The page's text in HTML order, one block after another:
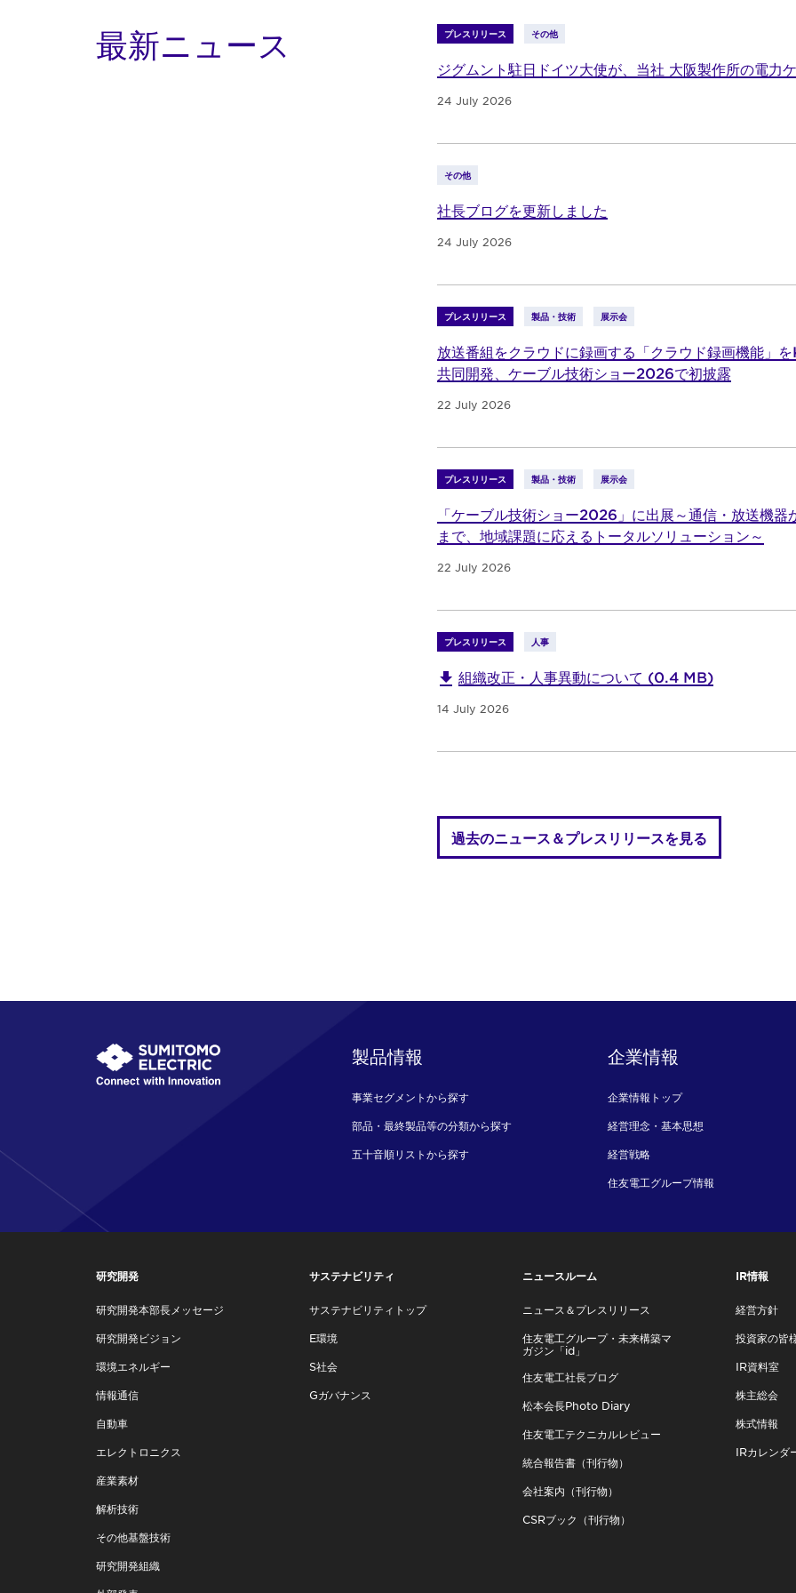
最新ニュース プレスリリース その他
ジグムント駐日ドイツ大使が、当社 大阪製作所の電力
24 July 2026
その他
社長ブログを更新しました
24 July 2026
プレスリリース 製品・技術 展示会
放送番組をクラウドに録画する「クラウド録画機能」
共同開発、ケーブル技術ショー2026で初披露
22 July 2026
プレスリリース 製品・技術 展示会
「ケーブル技術ショー2026」に出展～通信・放送機器
まで、地域課題に応えるトータルソリューション～
22 July 2026
プレスリリース 人事
組織改正・人事異動について (0.4 MB)
14 July 2026
過去のニュース＆プレスリリースを見る
製品情報
事業セグメントから探す
部品・最終製品等の分類から探す
五十音順リストから探す
企業情報
企業情報トップ
経営理念・基本思想
経営戦略
住友電工グループ情報
研究開発
研究開発本部長メッセージ
研究開発ビジョン
環境エネルギー
情報通信
自動車
エレクトロニクス
産業素材
解析技術
その他基盤技術
研究開発組織
サステナビリティ
サステナビリティトップ
E環境
S社会
Gガバナンス
ニュースルーム
ニュース＆プレスリリース
住友電工グループ・未来構築マ
ガジン「id」
住友電工社長ブログ
松本会長Photo Diary
住友電工テクニカルレビュー
統合報告書（刊行物）
会社案内（刊行物）
CSRブック（刊行物）
IR情報
経営方針
投資家の皆
IR資料室
株主総会
株式情報
IRカレンダ